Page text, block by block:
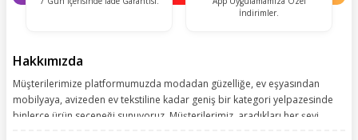
İndirimler.
Hakkımızda
Müşterilerimize platformumuzda modadan güzelliğe, ev eşyasından
mobilyaya, avizeden ev tekstiline kadar geniş bir kategori yelpazesinde
binlerce ürün seçeneği sunuyoruz. Müşterilerimiz, aradıkları her şeyi